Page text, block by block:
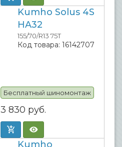
Kumho Solus 4S
HA32
155/70/R13 75T
Код товара: 16142707
Бесплатный шиномонтаж
3 830 руб.
Kumho